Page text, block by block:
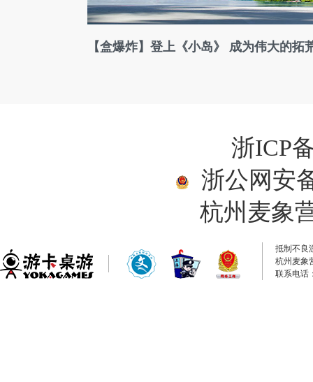
【盒爆炸】登上《小岛》 成为伟大的拓
浙ICP
浙公网安
杭州麦象
抵制不良
杭州麦象
联系电话